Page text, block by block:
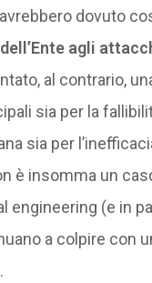
dovuto
agli
al contrario,
sia per la
sia per
è insomma un
engineering (e in
a colpire con